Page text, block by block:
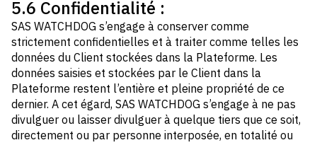
5.6 Confidentialité :
SAS WATCHDOG s’engage à conserver comme
strictement confidentielles et à traiter comme telles les
données du Client stockées dans la Plateforme. Les
données saisies et stockées par le Client dans la
Plateforme restent l’entière et pleine propriété de ce
dernier. A cet égard, SAS WATCHDOG s’engage à ne pas
divulguer ou laisser divulguer à quelque tiers que ce soit,
directement ou par personne interposée, en totalité ou